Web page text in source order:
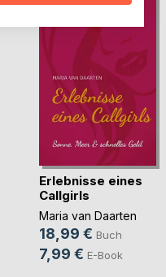
Erlebnisse eines
Callgirls
Maria van Daarten
18,99 € Buch
7,99 € E-Book